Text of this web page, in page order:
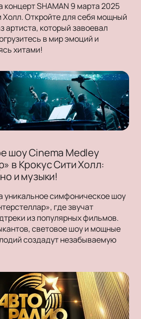
SHAMAN 9 марта 2025
Холл. Откройте для себя мощный
артиста, который завоевал
в мир эмоций и
хитами!
шоу Cinema Medley
в Крокус Сити Холл:
и музыки!
уникальное симфоническое шоу
где звучат
из популярных фильмов.
световое шоу и мощные
создадут незабываемую